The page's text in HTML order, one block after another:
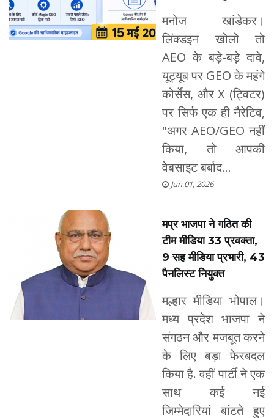
मनोज खांडेकर।
लिंक्डइन खोलो तो
AEO के बड़े-बड़े दावे,
यूट्यूब पर GEO के महंगे
कोर्सेस, और X (ट्विटर)
पर सिर्फ एक ही नैरेटिव,
"अगर AEO/GEO नहीं
किया, तो आपकी
वेबसाइट बर्बाद...
Jun 01, 2026
मप्र भाजपा ने गठित की
टीम मीडिया 33 प्रवक्ता,
9 सह मीडिया प्रभारी, 43
पैनलिस्ट नियुक्त
मल्हार मीडिया भोपाल।
मध्य प्रदेश भाजपा ने
संगठन और मजबूत करने
के लिए बड़ा फेरबदल
किया है. वहीं पार्टी ने एक
साथ कई नई
जिम्मेदारियां बांटते हुए